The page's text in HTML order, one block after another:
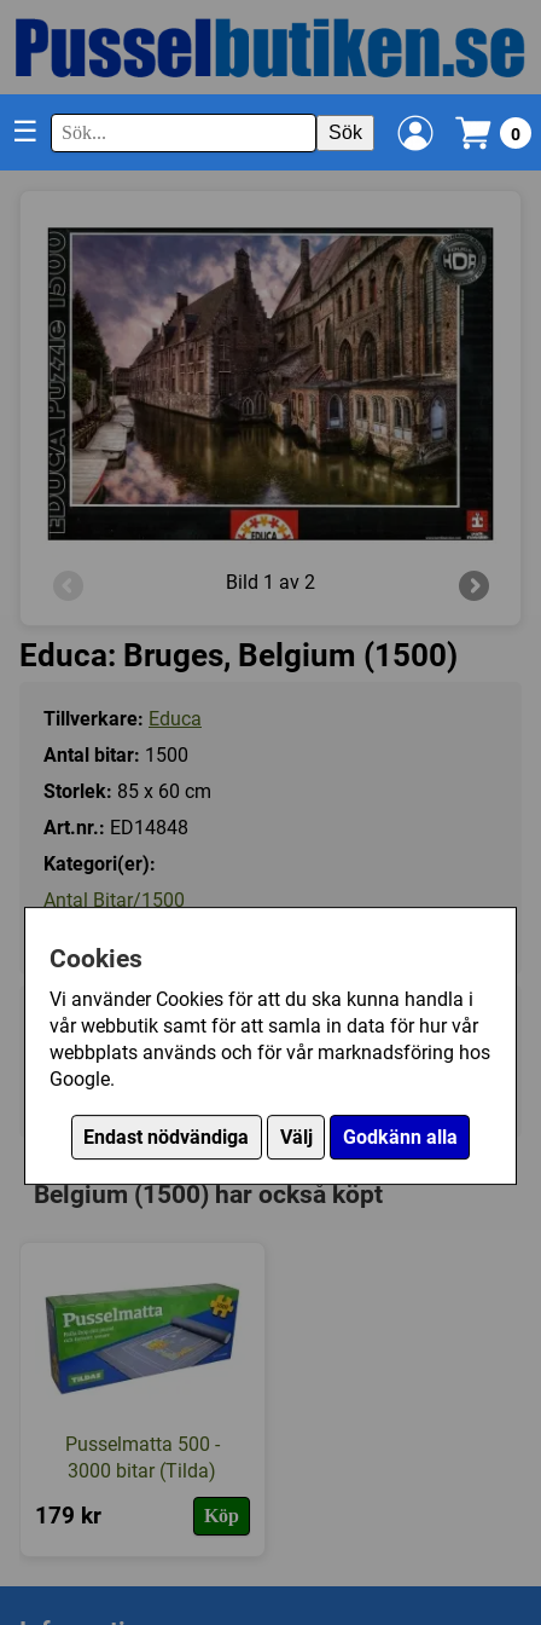
Cookies
Vi använder Cookies för att du ska kunna handla i
vår webbutik samt för att samla in data för hur vår
webbplats används och för vår marknadsföring hos
Google.
Endast nödvändiga Välj Godkänn alla
☰ Sök 0
Bild 1 av 2
Educa: Bruges, Belgium (1500)
Tillverkare: Educa
Antal bitar: 1500
Storlek: 85 x 60 cm
Art.nr.: ED14848
Kategori(er):
Antal Bitar/1500
249 kr Utgått
Personer som har köpt Educa: Bruges,
Belgium (1500) har också köpt
Pusselmatta 500 -
3000 bitar (Tilda)
179 kr Köp